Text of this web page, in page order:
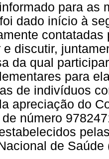
para as
dado início à
e discutir,
da qual
para
de indivíduos
apreciação do
número
de Saúde